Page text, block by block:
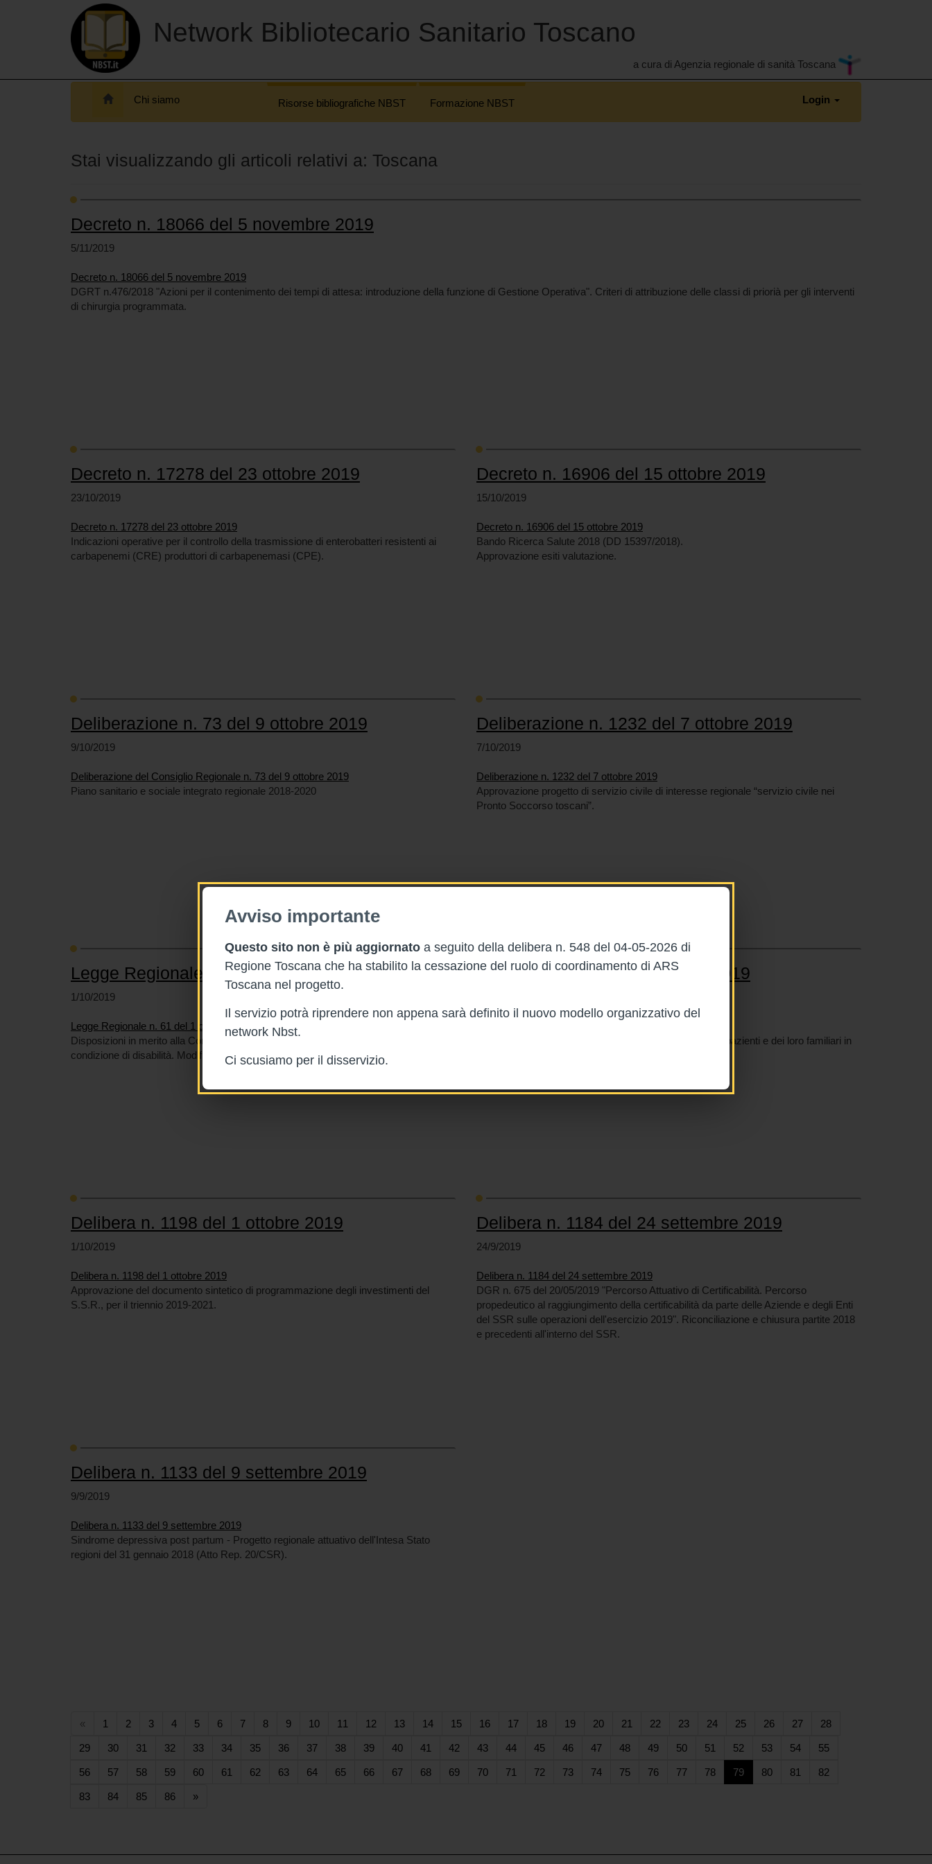
Avviso importante
Questo sito non è più aggiornato a seguito della delibera n. 548 del 04-05-2026 di
Regione Toscana che ha stabilito la cessazione del ruolo di coordinamento di ARS
Toscana nel progetto.
Il servizio potrà riprendere non appena sarà definito il nuovo modello organizzativo del
network Nbst.
Ci scusiamo per il disservizio.
Network Bibliotecario Sanitario Toscano
a cura di Agenzia regionale di sanità Toscana
Chi siamo Risorse bibliografiche NBST Formazione NBST Login
Stai visualizzando gli articoli relativi a: Toscana
Decreto n. 18066 del 5 novembre 2019
5/11/2019
Decreto n. 18066 del 5 novembre 2019
DGRT n.476/2018 "Azioni per il contenimento dei tempi di attesa: introduzione della funzione di Gestione Operativa". Criteri di attribuzione delle classi di priorià per gli interventi
di chirurgia programmata.
Decreto n. 17278 del 23 ottobre 2019
23/10/2019
Decreto n. 17278 del 23 ottobre 2019
Indicazioni operative per il controllo della trasmissione di enterobatteri resistenti ai
carbapenemi (CRE) produttori di carbapenemasi (CPE).
Decreto n. 16906 del 15 ottobre 2019
15/10/2019
Decreto n. 16906 del 15 ottobre 2019
Bando Ricerca Salute 2018 (DD 15397/2018).
Approvazione esiti valutazione.
Deliberazione n. 73 del 9 ottobre 2019
9/10/2019
Deliberazione del Consiglio Regionale n. 73 del 9 ottobre 2019
Piano sanitario e sociale integrato regionale 2018-2020
Deliberazione n. 1232 del 7 ottobre 2019
7/10/2019
Deliberazione n. 1232 del 7 ottobre 2019
Approvazione progetto di servizio civile di interesse regionale “servizio civile nei
Pronto Soccorso toscani”.
Legge Regionale n. 61 del 1 ottobre 2019
1/10/2019
Legge Regionale n. 61 del 1 ottobre 2019
Disposizioni in merito alla Commissione unica di accertamento sanitario della
condizione di disabilità. Modifiche alla l.r. 60/2017.
Delibera n. 1200 del 1 ottobre 2019
Piano di azioni regionale per migliorare l'esperienza dei pazienti e dei loro familiari in
Delibera n. 1198 del 1 ottobre 2019
1/10/2019
Delibera n. 1198 del 1 ottobre 2019
Approvazione del documento sintetico di programmazione degli investimenti del
S.S.R., per il triennio 2019-2021.
Delibera n. 1184 del 24 settembre 2019
24/9/2019
Delibera n. 1184 del 24 settembre 2019
DGR n. 675 del 20/05/2019 "Percorso Attuativo di Certificabilità. Percorso
propedeutico al raggiungimento della certificabilità da parte delle Aziende e degli Enti
del SSR sulle operazioni dell'esercizio 2019". Riconciliazione e chiusura partite 2018
e precedenti all'interno del SSR.
Delibera n. 1133 del 9 settembre 2019
9/9/2019
Delibera n. 1133 del 9 settembre 2019
Sindrome depressiva post partum - Progetto regionale attuativo dell'Intesa Stato
regioni del 31 gennaio 2018 (Atto Rep. 20/CSR).
« 1 (current)
2 (current)
3(current)
4(current)
5(current)
6(current)
7(current)
8(current)
9(current)
10(current)
11 (current)
12 (current)
13(current)
14(current)
15(current)
16(current)
17(current)
18(current)
19(current)
20(current)
21 (current)
22 (current)
23(current)
24(current)
25(current)
26(current)
27(current)
28(current)
29(current)
30(current)
31 (current)
32 (current)
33(current)
34(current)
35(current)
36(current)
37(current)
38(current)
39(current)
40(current)
41 (current)
42 (current)
43(current)
44(current)
45(current)
46(current)
47(current)
48(current)
49(current)
50(current)
51 (current)
52 (current)
53(current)
54(current)
55(current)
56(current)
57(current)
58(current)
59(current)
60(current)
61 (current)
62 (current)
63(current)
64(current)
65(current)
66(current)
67(current)
68(current)
69(current)
70(current)
71 (current)
72 (current)
73(current)
74(current)
75(current)
76(current)
77(current)
78(current)
79(current)
80(current)
81 (current)
82
83(current)
84(current)
85(current)
86(current)
»